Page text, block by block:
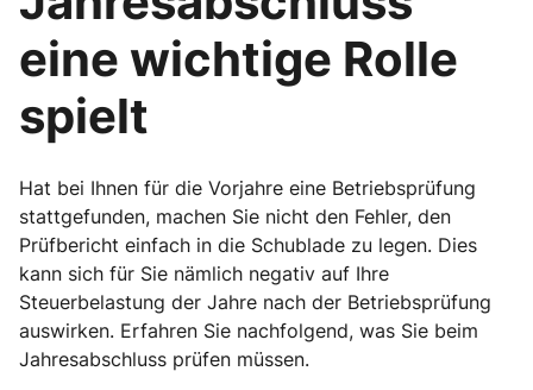
eine wichtige Rolle
spielt
Hat bei Ihnen für die Vorjahre eine Betriebsprüfung
stattgefunden, machen Sie nicht den Fehler, den
Prüfbericht einfach in die Schublade zu legen. Dies
kann sich für Sie nämlich negativ auf Ihre
Steuerbelastung der Jahre nach der Betriebsprüfung
auswirken. Erfahren Sie nachfolgend, was Sie beim
Jahresabschluss prüfen müssen.